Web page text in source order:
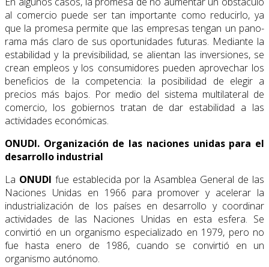
al comercio puede ser tan importante como reducirlo, ya
que la promesa permite que las empresas tengan un pano­
rama más claro de sus oportunidades futuras. Mediante la
estabilidad y la previsibilidad, se alientan las inversiones, se
crean empleos y los consumidores pueden aprovechar los
beneficios de la competencia: la posibilidad de elegir a
precios más bajos. Por medio del sistema multilateral de
comercio, los gobiernos tratan de dar estabilidad a las
actividades económicas.
ONUDI. Organización de las naciones unidas para el
desarrollo industrial
La ONUDI fue establecida por la Asamblea General de las
Naciones Unidas en 1966 para promover y acelerar la
industrialización de los países en desarrollo y coordinar
activida­des de las Naciones Unidas en esta esfera. Se
convirtió en un organismo especializado en 1979, pero no
fue hasta enero de 1986, cuando se convirtió en un
organismo autónomo.